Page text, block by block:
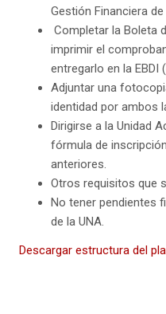
Gestión Financiera
Completar la Boleta
imprimir el
entregarlo en la EBDI
Adjuntar una
identidad por ambos
Dirigirse a la Unidad
fórmula de
anteriores.
Otros requisitos que
No tener pendientes
de la UNA.
Descargar estructura del